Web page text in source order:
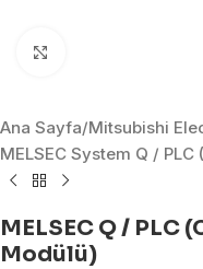
Ana Sayfa/Mitsubishi
MELSEC System Q /
MELSEC Q / PLC
Modülü)